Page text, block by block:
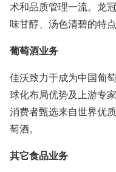
术和品质管理一流。龙
味甘醇、汤色清碧的特
葡萄酒业务
佳沃致力于成为中国葡
球化布局优势及上游专
消费者甄选来自世界优
萄酒。
其它食品业务